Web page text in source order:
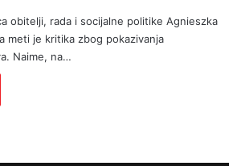
obitelji, rada i socijalne politike Agnieszka
meti je kritika zbog pokazivanja
Naime, na…